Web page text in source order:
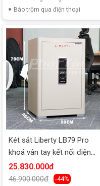
Báo trộm qua điện thoại
Két sắt Liberty LB79 Pro
khoá vân tay kết nối điện
thoại
25.830.000đ
46.900.000đ -44%